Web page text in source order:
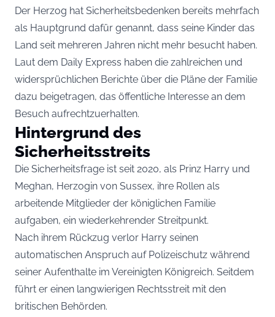
Der Herzog hat Sicherheitsbedenken bereits mehrfach
als Hauptgrund dafür genannt, dass seine Kinder das
Land seit mehreren Jahren nicht mehr besucht haben.
Laut dem Daily Express haben die zahlreichen und
widersprüchlichen Berichte über die Pläne der Familie
dazu beigetragen, das öffentliche Interesse an dem
Besuch aufrechtzuerhalten.
Hintergrund des
Sicherheitsstreits
Die Sicherheitsfrage ist seit 2020, als Prinz Harry und
Meghan, Herzogin von Sussex, ihre Rollen als
arbeitende Mitglieder der königlichen Familie
aufgaben, ein wiederkehrender Streitpunkt.
Nach ihrem Rückzug verlor Harry seinen
automatischen Anspruch auf Polizeischutz während
seiner Aufenthalte im Vereinigten Königreich. Seitdem
führt er einen langwierigen Rechtsstreit mit den
britischen Behörden.